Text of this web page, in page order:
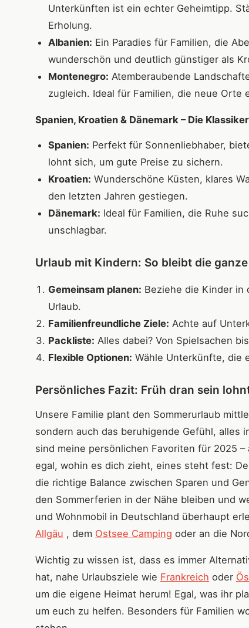
Unterkünften ist ein echter Geheimtipp.
Erholung.
Albanien: Ein Paradies für Familien, die
wunderschön und deutlich günstiger als
Montenegro: Atemberaubende
zugleich. Ideal für Familien, die neue Orte
Spanien, Kroatien & Dänemark – Die Klassiker
Spanien: Perfekt für Sonnenliebhaber,
lohnt sich, um gute Preise zu sichern.
Kroatien: Wunderschöne Küsten, klares
den letzten Jahren gestiegen.
Dänemark: Ideal für Familien, die Ruhe
unschlagbar.
Urlaub mit Kindern: So bleibt die
Gemeinsam planen: Beziehe die Kinder in
Urlaub.
Familienfreundliche Ziele: Achte auf
Packliste: Alles dabei? Von Spielsachen
Flexible Optionen: Wähle Unterkünfte, die
Persönliches Fazit: Früh dran sein
Unsere Familie plant den Sommerurlaub
sondern auch das beruhigende Gefühl, alles
sind meine persönlichen Favoriten für 2025
egal, wohin es dich zieht, eines steht fest:
die richtige Balance zwischen Sparen und
den Sommerferien in der Nähe bleiben und
und Wohnmobil in Deutschland überhaupt
Allgäu , dem Ostsee Camping oder an die
Wichtig zu wissen ist, dass es immer
hat, nahe Urlaubsziele wie Frankreich oder
um die eigene Heimat herum! Egal, was ihr
um euch zu helfen. Besonders für Familien